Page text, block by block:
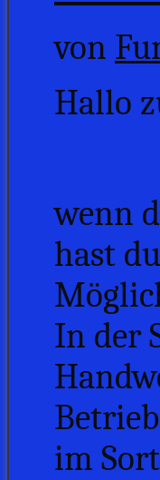
von
Hallo
wenn
hast
In der
im